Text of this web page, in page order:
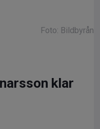
Foto: Bildbyrån
klar